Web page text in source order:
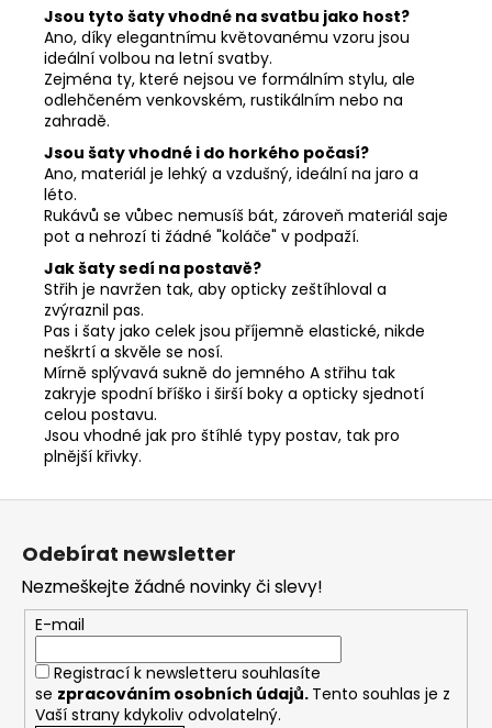
Jsou tyto šaty vhodné na svatbu jako host?
Ano, díky elegantnímu květovanému vzoru jsou
ideální volbou na letní svatby.
Zejména ty, které nejsou ve formálním stylu, ale
odlehčeném venkovském, rustikálním nebo na
zahradě.
Jsou šaty vhodné i do horkého počasí?
Ano, materiál je lehký a vzdušný, ideální na jaro a
léto.
Rukávů se vůbec nemusíš bát, zároveň materiál saje
pot a nehrozí ti žádné "koláče" v podpaží.
Jak šaty sedí na postavě?
Střih je navržen tak, aby opticky zeštíhloval a
zvýraznil pas.
Pas i šaty jako celek jsou příjemně elastické, nikde
neškrtí a skvěle se nosí.
Mírně splývavá sukně do jemného A střihu tak
zakryje spodní bříško i širší boky a opticky sjednotí
celou postavu.
Jsou vhodné jak pro štíhlé typy postav, tak pro
plnější křivky.
Z
Odebírat newsletter
Nezmeškejte žádné novinky či slevy!
E-mail
Registrací k newsletteru souhlasíte
se zpracováním osobních údajů. Tento souhlas je z
Vaší strany kdykoliv odvolatelný.